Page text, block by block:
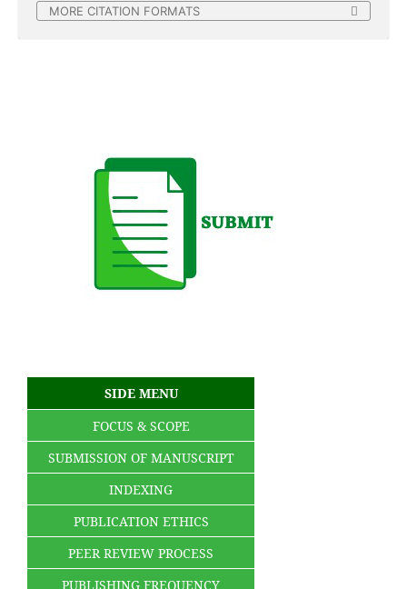
MORE CITATION FORMATS
SIDE MENU
FOCUS & SCOPE
SUBMISSION OF MANUSCRIPT
INDEXING
PUBLICATION ETHICS
PEER REVIEW PROCESS
PUBLISHING FREQUENCY